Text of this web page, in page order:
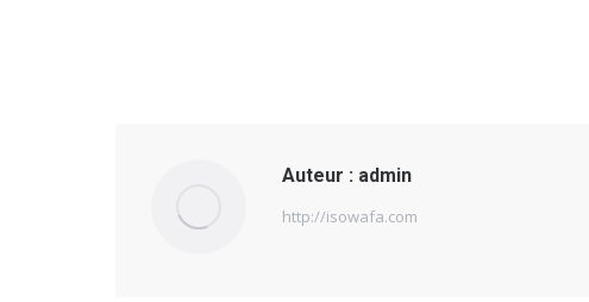
Auteur : admin
http://isowafa.com